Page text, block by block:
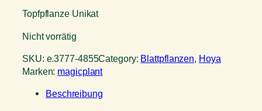
Topfpflanze Unikat
Nicht vorrätig
SKU: e.3777-4855Category: Blattpflanzen, Hoya
Marken: magicplant
Beschreibung